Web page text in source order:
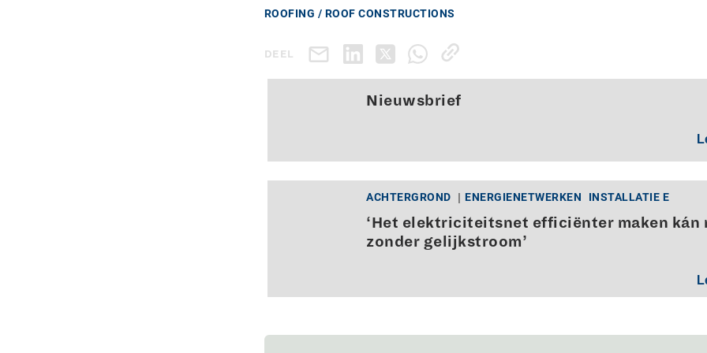
ROOFING / ROOF CONSTRUCTIONS
DEEL
Nieuwsbrief
ACHTERGROND ENERGIENETWERKEN INSTALLATIE E
‘Het elektriciteitsnet efficiënter maken kán
zonder gelijkstroom’